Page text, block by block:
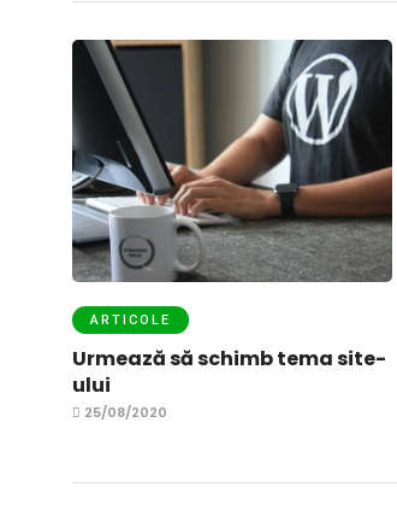
ARTICOLE
Urmează să schimb tema site-
ului
25/08/2020